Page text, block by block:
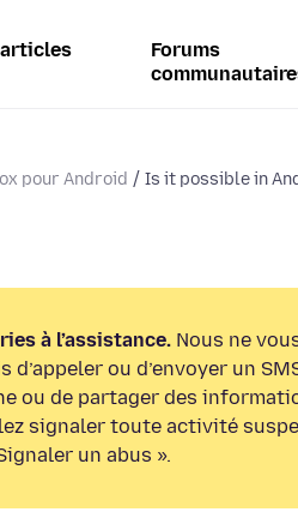
Forums
pour Android Is it possible in
à l’assistance. Nous ne
d’appeler ou d’envoyer un
ou de partager des
signaler toute activité
un abus ».